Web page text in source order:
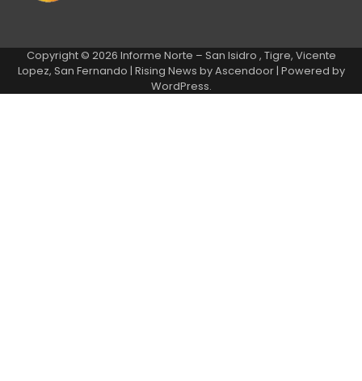
Copyright © 2026 Informe Norte – San Isidro , Tigre, Vicente
Lopez, San Fernando | Rising News byAscendoor| Powered by
WordPress.